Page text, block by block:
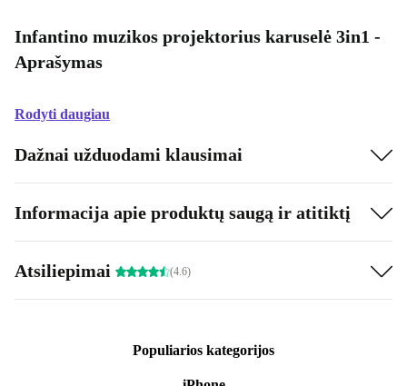
Infantino muzikos projektorius karuselė 3in1 -
Aprašymas
Rodyti daugiau
Dažnai užduodami klausimai
Informacija apie produktų saugą ir atitiktį
Atsiliepimai (4.6)
Populiarios kategorijos